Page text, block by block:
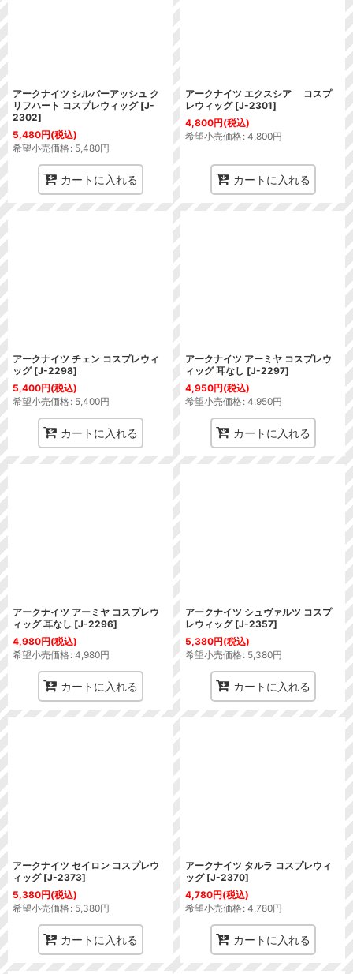
アークナイツ シルバーアッシュ ク
リフハート コスプレウィッグ [J-
2302]
5,480円(税込)
希望小売価格: 5,480円
カートに入れる
アークナイツ エクスシア コスプ
レウィッグ [J-2301]
4,800円(税込)
希望小売価格: 4,800円
カートに入れる
アークナイツ チェン コスプレウィ
ッグ [J-2298]
5,400円(税込)
希望小売価格: 5,400円
カートに入れる
アークナイツ アーミヤ コスプレウ
ィッグ 耳なし [J-2297]
4,950円(税込)
希望小売価格: 4,950円
カートに入れる
アークナイツ アーミヤ コスプレウ
ィッグ 耳なし [J-2296]
4,980円(税込)
希望小売価格: 4,980円
カートに入れる
アークナイツ シュヴァルツ コスプ
レウィッグ [J-2357]
5,380円(税込)
希望小売価格: 5,380円
カートに入れる
アークナイツ セイロン コスプレウ
ィッグ [J-2373]
5,380円(税込)
希望小売価格: 5,380円
カートに入れる
アークナイツ タルラ コスプレウィ
ッグ [J-2370]
4,780円(税込)
希望小売価格: 4,780円
カートに入れる